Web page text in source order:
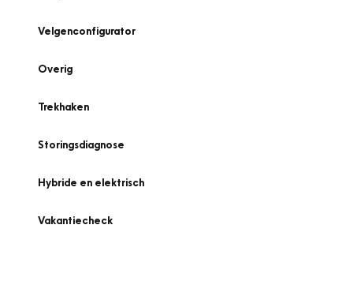
Velgenconfigurator
Overig
Trekhaken
Storingsdiagnose
Hybride en elektrisch
Vakantiecheck